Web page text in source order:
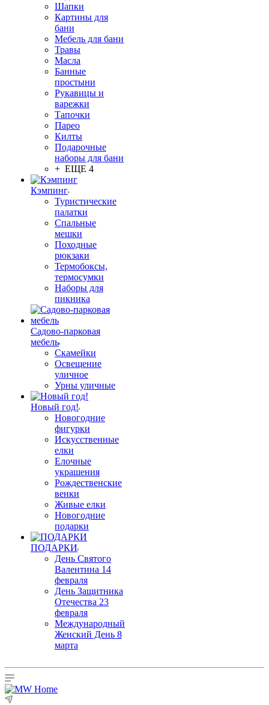
Шапки
Картины для
бани
Мебель для бани
Травы
Масла
Банные
простыни
Рукавицы и
варежки
Тапочки
Парео
Килты
Подарочные
наборы для бани
+ ЕЩЕ 4
Кэмпинг
Туристические
палатки
Спальные
мешки
Походные
рюкзаки
Термобоксы,
термосумки
Наборы для
пикника
Садово-парковая
мебель
Скамейки
Освещение
уличное
Урны уличные
Новый год!
Новогодние
фигурки
Искусственные
елки
Елочные
украшения
Рождественские
венки
Живые елки
Новогодние
подарки
ПОДАРКИ
День Святого
Валентина 14
февраля
День Защитника
Отечества 23
февраля
Международный
Женский День 8
марта